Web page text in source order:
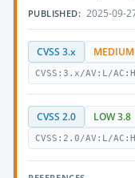
PUBLISHED: 2025-09-
CVSS 3.x
CVSS:3.x/AV:L/
CVSS 2.0 LOW 3.8
CVSS:2.0/AV:L/